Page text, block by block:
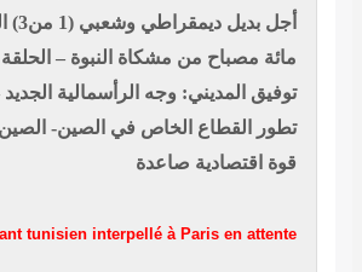
أجل بديل ديمقراطي وشعبي (1 من3)
مائة مصباح من مشكاة النبوة –
توفيق المديني: وجه الرأسمالية
تطور القطاع الخاص في الصين-
قوة اقتصادية صاعدة
tunisien interpellé à Paris en attente